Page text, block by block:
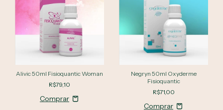
Alivic 50ml Fisioquantic Woman
R$79,10
Negryn 50ml Oxyderme
Fisioquantic
R$71,00